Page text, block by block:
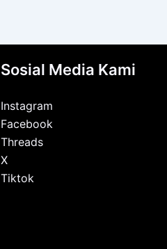
Sosial Media Kami
Instagram
Facebook
Threads
X
Tiktok